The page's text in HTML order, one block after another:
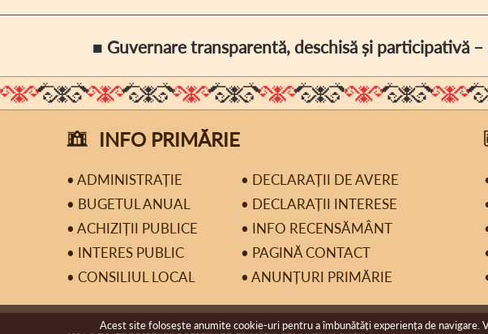
Acest site folosește anumite cookie-uri pentru a îmbunătăți experiența de navigare.
■ Guvernare transparentă, deschisă și participativă
INFO PRIMĂRIE
• ADMINISTRAȚIE • DECLARAȚII DE AVERE
• BUGETUL ANUAL
• DECLARAȚII INTERESE
• ACHIZIȚII PUBLICE
• INFO RECENSĂMÂNT
• INTERES PUBLIC
• PAGINĂ CONTACT
• CONSILIUL LOCAL
• ANUNȚURI PRIMĂRIE